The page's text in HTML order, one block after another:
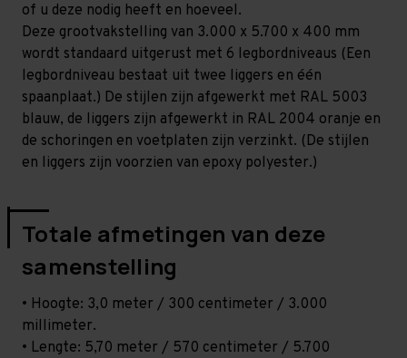
of u deze nodig heeft en hoeveel.
Deze grootvakstelling van 3.000 x 5.700 x 400 mm
wordt standaard uitgerust met 6 legbordniveaus (Een
legbordniveau bestaat uit twee liggers en één
spaanplaat.) De stijlen zijn afgewerkt met RAL 5003
blauw, de liggers zijn afgewerkt in RAL 2004 oranje en
de schoringen en voetplaten zijn verzinkt. (De stijlen
en liggers zijn voorzien van epoxy polyester.)
Totale afmetingen van deze
samenstelling
• Hoogte: 3,0 meter / 300 centimeter / 3.000
millimeter.
• Lengte: 5,70 meter / 570 centimeter / 5.700